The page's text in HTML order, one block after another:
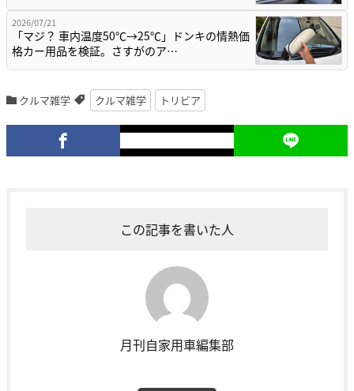
2026/07/21
「マジ？ 車内温度50℃→25℃」ドンキの情熱価
格カー用品を検証。さすがのア…
クルマ雑学 クルマ雑学 トリビア
この記事を書いた人
月刊自家用車編集部